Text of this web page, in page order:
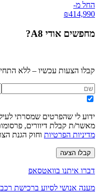
החל מ-
₪414,990
מחפשים אודי A8 ?
קבלו הצעות עכשיו – ללא
ידוע לי שהפרטים שמסרתי לעיל
מאשר/ת קבלת דיוורים,
מדיניות הפרטיות וחוק הגנת
קבלו הצעה
דברו איתנו בוואטסאפ
מענה אנושי לסיוע ברכישת רכב